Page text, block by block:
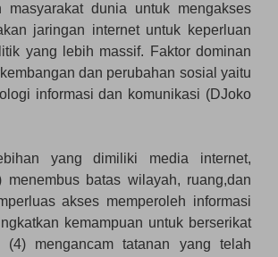
masyarakat dunia untuk mengakses
jaringan internet untuk keperluan
yang lebih massif. Faktor dominan
dan perubahan sosial yaitu
informasi dan komunikasi (DJoko
yang dimiliki media internet,
menembus batas wilayah, ruang,dan
akses memperoleh informasi
kemampuan untuk berserikat
(4) mengancam tatanan yang telah